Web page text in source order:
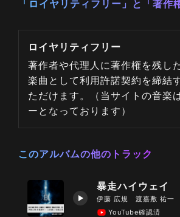
「ロイヤリティフリー」と「著作
ロイヤリティフリー
著作者や代理人に著作権を残し
楽曲として利用許諾契約を締結
ただけます。（当サイトの音楽
ーとなっております）
このアルバムの他のトラック
暴走ハイウェイ
伊藤 広規 渡嘉敷 祐
YouTube確認済